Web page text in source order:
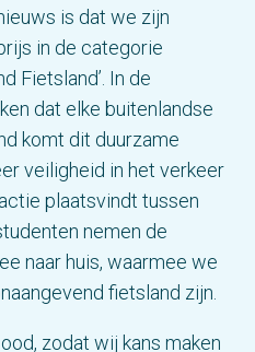
is dat we zijn
in de categorie
Fietsland’. In de
dat elke buitenlandse
komt dit duurzame
veiligheid in het verkeer
plaatsvindt tussen
nemen de
naar huis, waarmee we
fietsland zijn.
zodat wij kans maken